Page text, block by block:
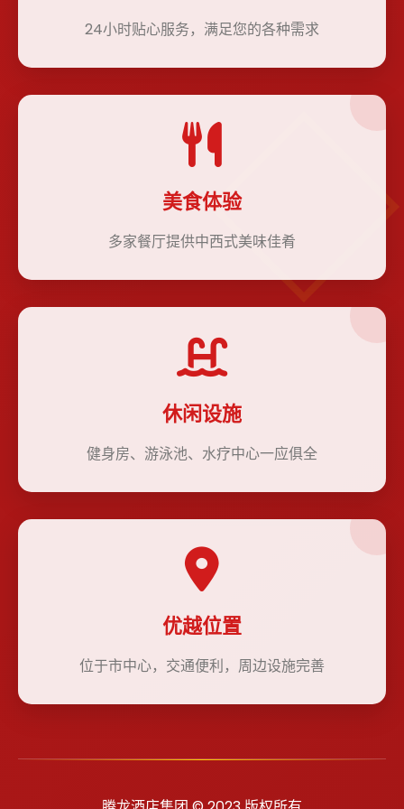
24小时贴心服务，满足您的各种需求
美食体验
多家餐厅提供中西式美味佳肴
休闲设施
健身房、游泳池、水疗中心一应俱全
优越位置
位于市中心，交通便利，周边设施完善